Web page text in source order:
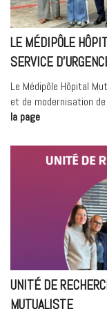
LE MÉDIPÔLE
SERVICE
Le Médipôle Hôpital
et de modernisation
la page« Le
Hôpital
Mutualiste
d’Urgences »
UNITÉ DE
MUTUALISTE